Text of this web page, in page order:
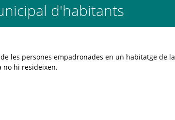
d'habitants
les persones empadronades en un habitatge de la
no hi resideixen.